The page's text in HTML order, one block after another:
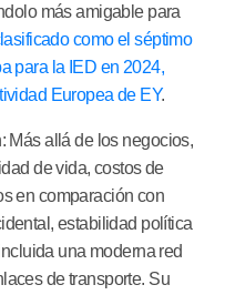
más amigable para
como el séptimo
para la IED en 2024,
Europea de EY.
Más allá de los negocios,
de vida, costos de
en comparación con
estabilidad política
una moderna red
de transporte. Su